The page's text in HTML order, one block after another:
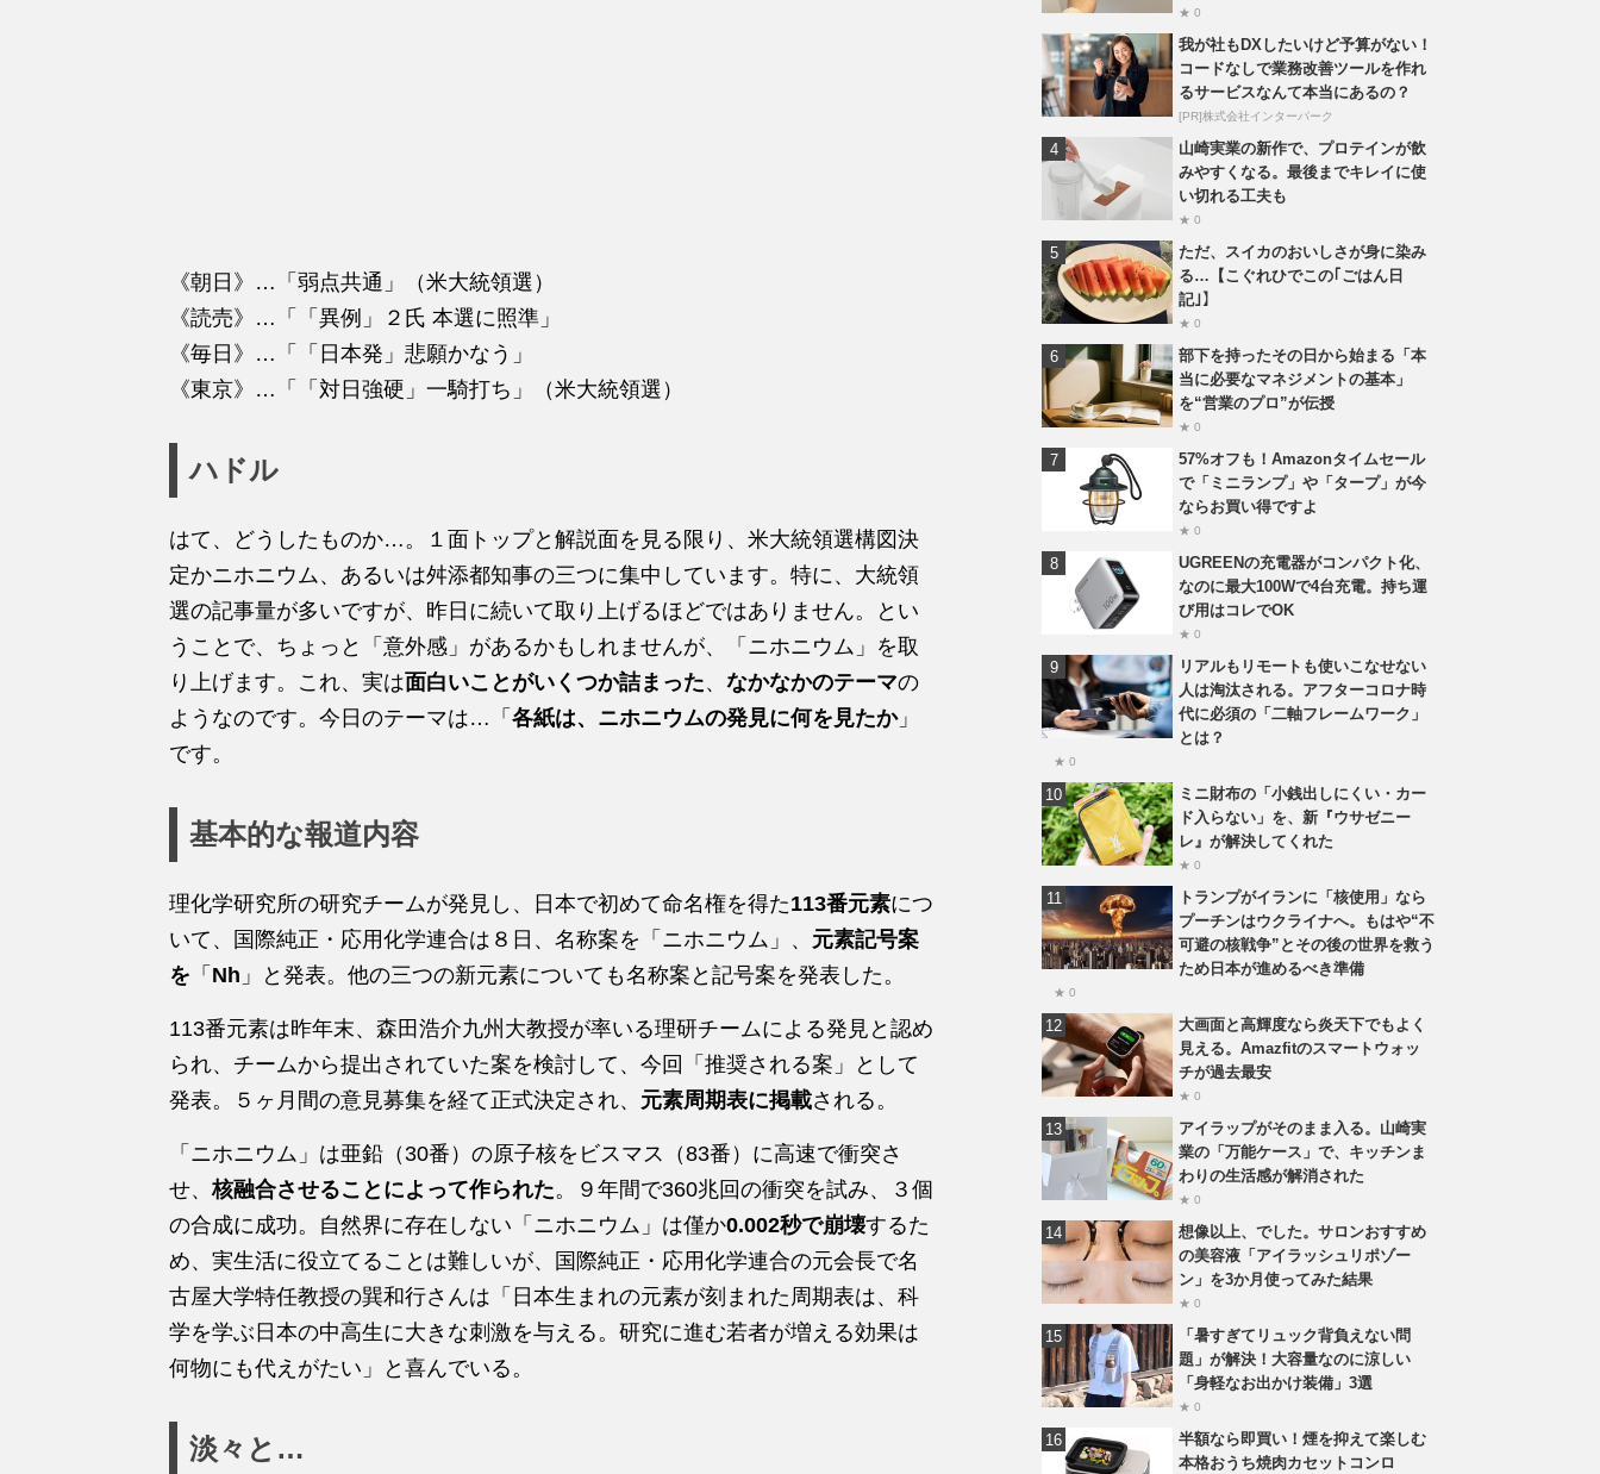
《朝日》…「弱点共通」（米大統領選）
《読売》…「「異例」２氏 本選に照準」
《毎日》…「「日本発」悲願かなう」
《東京》…「「対日強硬」一騎打ち」（米大統領選）
ハドル
はて、どうしたものか…。１面トップと解説面を見る限り、米大統領選構図決
定かニホニウム、あるいは舛添都知事の三つに集中しています。特に、大統領
選の記事量が多いですが、昨日に続いて取り上げるほどではありません。とい
うことで、ちょっと「意外感」があるかもしれませんが、「ニホニウム」を取
り上げます。これ、実は面白いことがいくつか詰まった、 なかなかのテーマの
ようなのです。今日のテーマは…「 各紙は、ニホニウムの発見に何を見たか」
です。
基本的な報道内容
理化学研究所の研究チームが発見し、日本で初めて命名権を得た113番元素につ
いて、国際純正・応用化学連合は８日、名称案を「ニホニウム」、 元素記号案
を 「 Nh 」と発表。他の三つの新元素についても名称案と記号案を発表した。
113番元素は昨年末、森田浩介九州大教授が率いる理研チームによる発見と認め
られ、チームから提出されていた案を検討して、今回「推奨される案」として
発表。５ヶ月間の意見募集を経て正式決定され、 元素周期表に掲載される。
「ニホニウム」は亜鉛（30番）の原子核をビスマス（83番）に高速で衝突さ
せ、核融合させることによって作られた。９年間で360兆回の衝突を試み、３個
の合成に成功。自然界に存在しない「ニホニウム」は僅か0.002秒で崩壊するた
め、実生活に役立てることは難しいが、国際純正・応用化学連合の元会長で名
古屋大学特任教授の巽和行さんは「日本生まれの元素が刻まれた周期表は、科
学を学ぶ日本の中高生に大きな刺激を与える。研究に進む若者が増える効果は
何物にも代えがたい」と喜んでいる。
淡々と…
★ 0
我が社もDXしたいけど予算がない！
コードなしで業務改善ツールを作れ
るサービスなんて本当にあるの？
[PR]株式会社インターパーク
山崎実業の新作で、プロテインが飲
みやすくなる。最後までキレイに使
い切れる工夫も
★ 0
ただ、スイカのおいしさが身に染み
る…【こぐれひでこの｢ごはん日
記｣】
★ 0
部下を持ったその日から始まる「本
当に必要なマネジメントの基本」
を“営業のプロ”が伝授
★ 0
57%オフも！Amazonタイムセール
で「ミニランプ」や「タープ」が今
ならお買い得ですよ
★ 0
UGREENの充電器がコンパクト化、
なのに最大100Wで4台充電。持ち運
び用はコレでOK
★ 0
リアルもリモートも使いこなせない
人は淘汰される。アフターコロナ時
代に必須の「二軸フレームワーク」
とは？
★ 0
ミニ財布の「小銭出しにくい・カー
ド入らない」を、新『ウサゼニー
レ』が解決してくれた
★ 0
トランプがイランに「核使用」なら
プーチンはウクライナへ。もはや“不
可避の核戦争”とその後の世界を救う
ため日本が進めるべき準備
★ 0
大画面と高輝度なら炎天下でもよく
見える。Amazfitのスマートウォッ
チが過去最安
★ 0
アイラップがそのまま入る。山崎実
業の「万能ケース」で、キッチンま
わりの生活感が解消された
★ 0
想像以上、でした。サロンおすすめ
の美容液「アイラッシュリポゾー
ン」を3か月使ってみた結果
★ 0
「暑すぎてリュック背負えない問
題」が解決！大容量なのに涼しい
「身軽なお出かけ装備」3選
★ 0
半額なら即買い！煙を抑えて楽しむ
本格おうち焼肉カセットコンロ